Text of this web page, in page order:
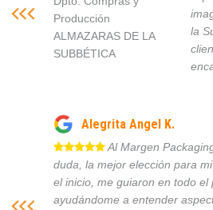
Producción
ALMAZARAS DE LA
SUBBÉTICA
la
Alegrita Angel K.
Al Margen
duda, la mejor elección para
el inicio, me guiaron en todo el
ayudándome a entender